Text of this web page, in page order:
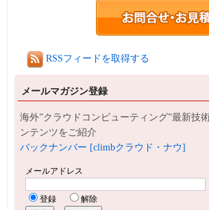
RSSフィードを取得する
メールマガジン登録
海外”クラウドコンピューティング”最新技
ンテンツをご紹介
バックナンバー [climbクラウド・ナウ]